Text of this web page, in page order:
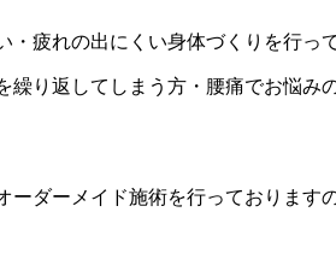
疲れの出にくい身体づくりを行って
り返してしまう方・腰痛でお悩み
ダーメイド施術を行っております